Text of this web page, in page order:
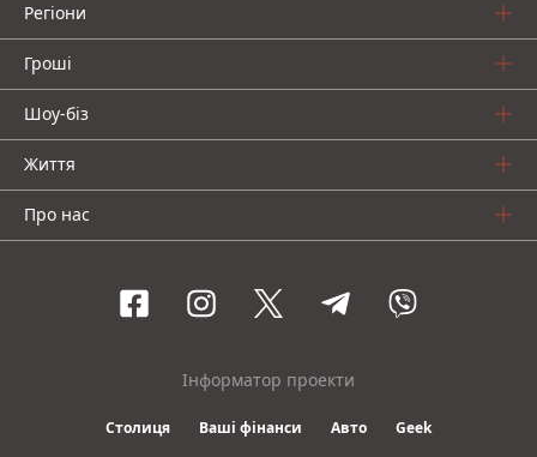
Регіони
Гроші
Шоу-біз
Життя
Про нас
Інформатор проекти
Столиця Ваші фінанси Авто Geek